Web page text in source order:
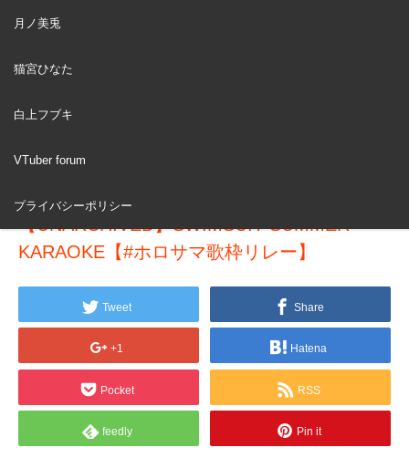
月ノ美兎
猫宮ひなた
白上フブキ
VTuber forum
プライバシーポリシー
【UNARCHIVED】SWIMSUIT SUMMER
KARAOKE【#ホロサマ歌枠リレー】
Tweet Share
+1 Hatena
Pocket RSS
feedly Pin it